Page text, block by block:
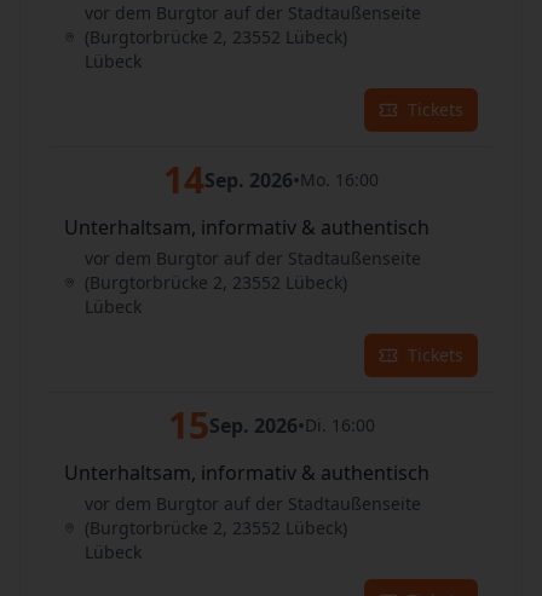
vor dem Burgtor auf der Stadtaußenseite
(Burgtorbrücke 2, 23552 Lübeck)
Lübeck
Tickets
14Sep. 2026•Mo. 16:00
Unterhaltsam, informativ & authentisch
vor dem Burgtor auf der Stadtaußenseite
(Burgtorbrücke 2, 23552 Lübeck)
Lübeck
Tickets
15Sep. 2026•Di. 16:00
Unterhaltsam, informativ & authentisch
vor dem Burgtor auf der Stadtaußenseite
(Burgtorbrücke 2, 23552 Lübeck)
Lübeck